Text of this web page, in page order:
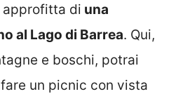
approfitta di una
al Lago di Barrea. Qui,
e boschi, potrai
un picnic con vista